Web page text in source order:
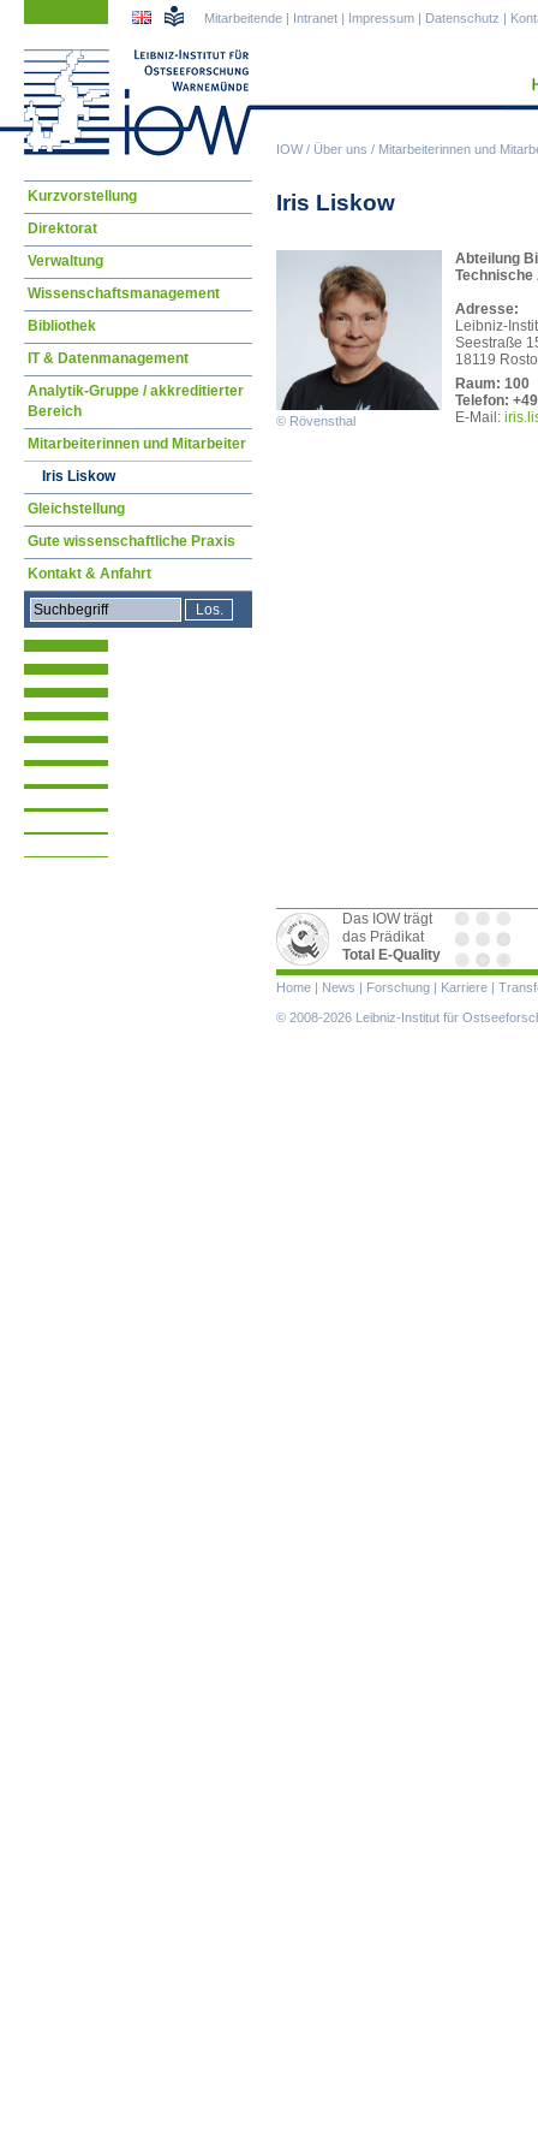
IOW/ Über uns / Mitarbeiterinnen und
Mitarbeitende | Intranet | Impressum | Datenschutz |
Iris Liskow
© Rövensthal
Abteilung
Adresse:
Leibniz-
Seestraße
18119
Raum: 100
Telefon:
E-Mail: iris
Navigation
Kurzvorstellung
Direktorat
Verwaltung
Wissenschaftsmanagement
Bibliothek
IT & Datenmanagement
Analytik-Gruppe / akkreditierter
Bereich
Mitarbeiterinnen und Mitarbeiter
Iris Liskow
Gleichstellung
Gute wissenschaftliche Praxis
Kontakt & Anfahrt
Das IOW trägt
das Prädikat
Total E-Quality
Navigation
überspringen
Home | News | Forschung | Karriere |
© 2008-2026 Leibniz-Institut für